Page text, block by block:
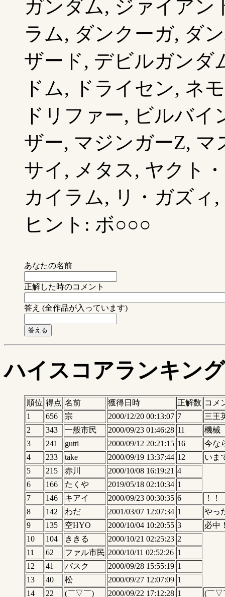
ガンダム, ジァイアン
ラム, ダンクーガ, ダ
ザード, デビルガンダ
ドム, ドライセン, ネ
ドリファー, ビルバ
ザー, マジンガーZ,
サイ, メタス, ヤクト
カイラム, リ・ガズィ
ヒント: ボ○○○
あなたの名前
正解した時のコメント
答え (全作品が入っています)
ハイスコアランキング
順位 得点 名前 獲得日時 正解数 コメ
1
656 宗 2000/12/20 00:13:07 7
三王
2
343 一般市民 2000/09/23 01:46:28 11
機械
3
241 gutti 2000/09/12 20:21:15 16
今な
4
233 take 2000/09/19 13:37:44 12
いま
5
215 赤川 2000/10/08 16:19:21 4
6
166 たくや 2019/05/18 02:10:34 1
7
146 キアイ 2000/09/23 00:30:35 6
！！
8
142 わだ 2001/03/07 12:07:34 1
やっ
9
135 空HYO 2000/10/04 10:20:55 3
必中
10
104 ききる 2000/10/21 02:25:23 2
11
62 ファル市民 2000/10/11 02:52:26 1
12
41 バスク 2000/09/28 15:55:19 1
13
40 松 2000/09/27 12:07:09 1
14
22 (￣▽￣) 2000/09/22 17:12:28 1 (￣▽